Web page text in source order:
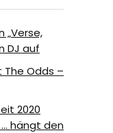
„Verse,
DJ auf
The Odds –
2020
hängt den